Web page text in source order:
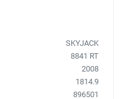
SKYJACK
8841 RT
2008
1814.9
896501